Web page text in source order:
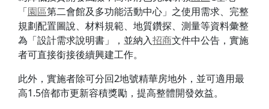
「園區第二會館及多功能活動中心」之使用需求、完整
規劃配置圖說、材料規範、地質鑽探、測量等資料彙整
為「設計需求說明書」，並納入招商文件中公告，實施
者可直接銜接後續興建工作。
此外，實施者除可分回2地號精華房地外，並可適用最
高1.5倍都市更新容積獎勵，提高整體開發效益。